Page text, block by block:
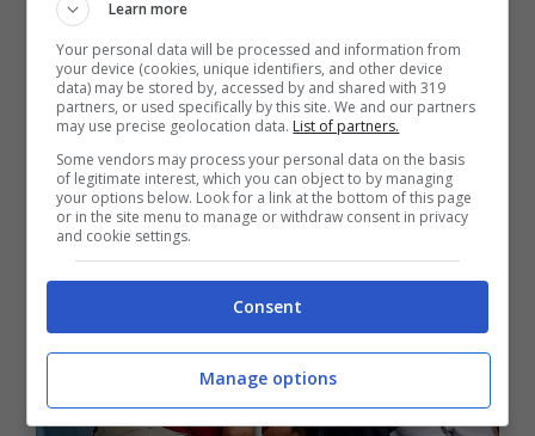
bilico: cosa succede ora
La classifica, adesso, inizia a fare paura. La
Roma resta sesta, a tre punti dalComo
quarto. Ma il dettaglio che pesa è un altro: i
lombardi devono ancora giocare. Se
dovessero vincere, il distacco salirebbe a sei
lunghezze. Un margine che, a questo punto
della stagione, cambia completamente le
Learn more
Your personal data will be processed and information from
your device (cookies, unique identifiers, and other device
data) may be stored by, accessed by and shared with 319
partners, or used specifically by this site. We and our partners
may use precise geolocation data. List of partners.
Some vendors may process your personal data on the basis
of legitimate interest, which you can object to by managing
your options below. Look for a link at the bottom of this page
or in the site menu to manage or withdraw consent in privacy
and cookie settings.
Consent
Manage options